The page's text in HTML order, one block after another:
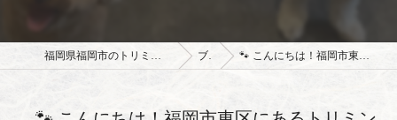
福岡県福岡市のトリミングサロンならドッグサロン Udog ブログ 🐾 こんにちは！福岡市東区にあるトリミングサロン「Udog」...